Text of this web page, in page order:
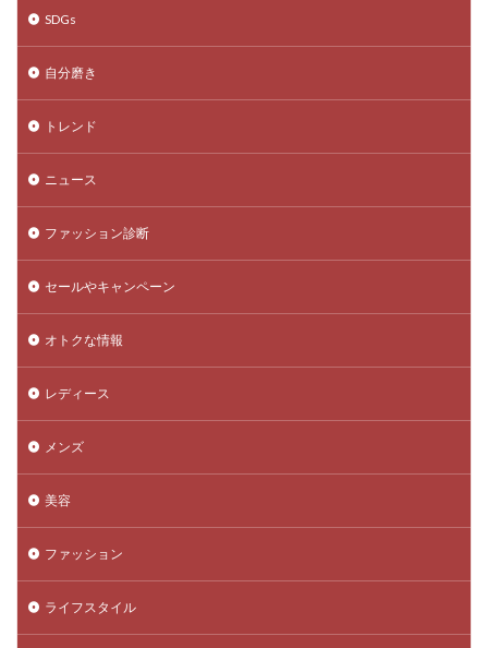
SDGs
自分磨き
トレンド
ニュース
ファッション診断
セールやキャンペーン
オトクな情報
レディース
メンズ
美容
ファッション
ライフスタイル